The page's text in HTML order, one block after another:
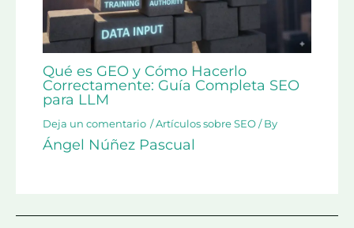
Qué es GEO y Cómo Hacerlo
Correctamente: Guía Completa SEO
para LLM
Deja un comentario /Artículos sobre SEO / By
Ángel Núñez Pascual